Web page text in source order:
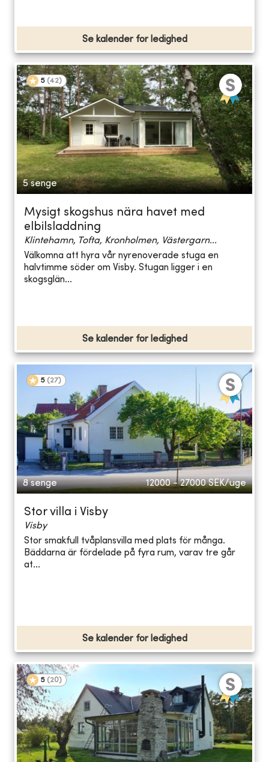
Se kalender for ledighed
5 (42)
5 senge
Mysigt skogshus nära havet med
elbilsladdning
Klintehamn, Tofta, Kronholmen, Västergarn...
Välkomna att hyra vår nyrenoverade stuga en
halvtimme söder om Visby. Stugan ligger i en
skogsglän...
Se kalender for ledighed
5 (27)
8 senge 12000 - 27000 SEK/uge
Stor villa i Visby
Visby
Stor smakfull tvåplansvilla med plats för många.
Bäddarna är fördelade på fyra rum, varav tre går
at...
Se kalender for ledighed
5 (20)